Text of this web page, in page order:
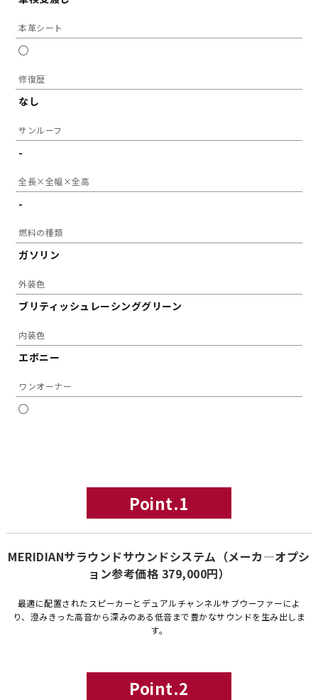
本革シート
◯
修復歴
なし
サンルーフ
-
全長×全幅×全高
-
燃料の種類
ガソリン
外装色
ブリティッシュレーシンググリーン
内装色
エボニー
ワンオーナー
◯
Point.1
MERIDIANサラウンドサウンドシステム（メーカ―オプシ
ョン参考価格 379,000円）
最適に配置されたスピーカーとデュアルチャンネルサブウーファーによ
り、澄みきった高音から深みのある低音まで豊かなサウンドを生み出しま
す。
Point.2